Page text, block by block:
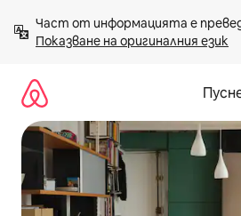
към
съдържанието
Показване на оригиналния език